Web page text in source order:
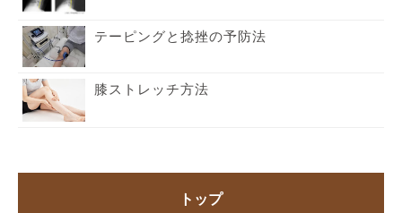
テーピングと捻挫の予防法
膝ストレッチ方法
トップ